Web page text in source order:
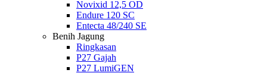
Novixid 12,5 OD
Endure 120 SC
Entecta 48/240 SE
Benih Jagung
Ringkasan
P27 Gajah
P27 LumiGEN